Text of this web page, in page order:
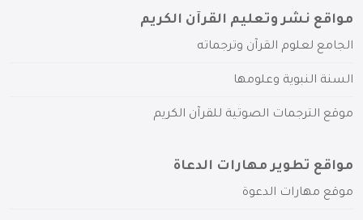
مواقع نشر وتعليم القرآن الكريم
الجامع لعلوم القرآن وترجماته
السنة النبوية وعلومها
موقع الترجمات الصوتية للقرآن الكريم
مواقع تطوير مهارات الدعاة
موقع مهارات الدعوة